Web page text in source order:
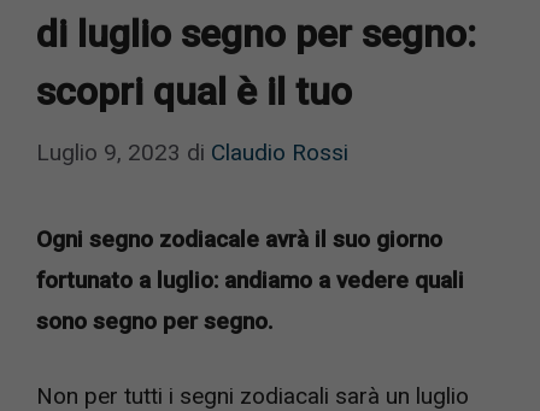
di luglio segno per segno:
scopri qual è il tuo
Luglio 9, 2023 di Claudio Rossi
Ogni segno zodiacale avrà il suo giorno
fortunato a luglio: andiamo a vedere quali
sono segno per segno.
Non per tutti i segni zodiacali sarà un luglio